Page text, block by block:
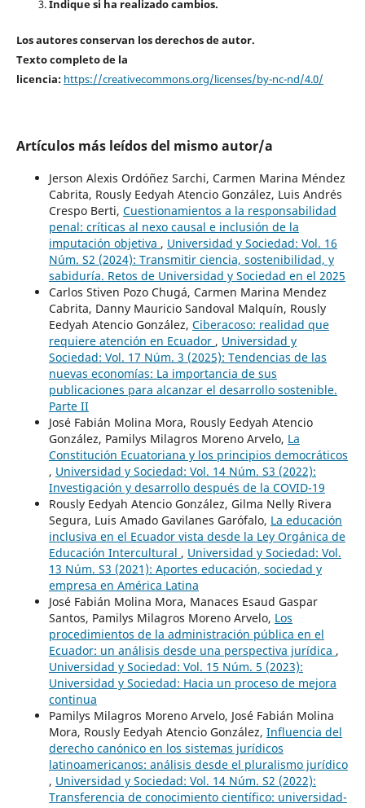
Indique si ha realizado cambios.
Los autores conservan los derechos de autor.
Texto completo de la
licencia: https://creativecommons.org/licenses/by-nc-nd/4.0/
Artículos más leídos del mismo autor/a
Jerson Alexis Ordóñez Sarchi, Carmen Marina Méndez
Cabrita, Rously Eedyah Atencio González, Luis Andrés
Crespo Berti, Cuestionamientos a la responsabilidad
penal: críticas al nexo causal e inclusión de la
imputación objetiva , Universidad y Sociedad: Vol. 16
Núm. S2 (2024): Transmitir ciencia, sostenibilidad, y
sabiduría. Retos de Universidad y Sociedad en el 2025
Carlos Stiven Pozo Chugá, Carmen Marina Mendez
Cabrita, Danny Mauricio Sandoval Malquín, Rously
Eedyah Atencio González, Ciberacoso: realidad que
requiere atención en Ecuador , Universidad y
Sociedad: Vol. 17 Núm. 3 (2025): Tendencias de las
nuevas economías: La importancia de sus
publicaciones para alcanzar el desarrollo sostenible.
Parte II
José Fabián Molina Mora, Rously Eedyah Atencio
González, Pamilys Milagros Moreno Arvelo, La
Constitución Ecuatoriana y los principios democráticos
, Universidad y Sociedad: Vol. 14 Núm. S3 (2022):
Investigación y desarrollo después de la COVID-19
Rously Eedyah Atencio González, Gilma Nelly Rivera
Segura, Luis Amado Gavilanes Garófalo, La educación
inclusiva en el Ecuador vista desde la Ley Orgánica de
Educación Intercultural , Universidad y Sociedad: Vol.
13 Núm. S3 (2021): Aportes educación, sociedad y
empresa en América Latina
José Fabián Molina Mora, Manaces Esaud Gaspar
Santos, Pamilys Milagros Moreno Arvelo, Los
procedimientos de la administración pública en el
Ecuador: un análisis desde una perspectiva jurídica ,
Universidad y Sociedad: Vol. 15 Núm. 5 (2023):
Universidad y Sociedad: Hacia un proceso de mejora
continua
Pamilys Milagros Moreno Arvelo, José Fabián Molina
Mora, Rously Eedyah Atencio González, Influencia del
derecho canónico en los sistemas jurídicos
latinoamericanos: análisis desde el pluralismo jurídico
, Universidad y Sociedad: Vol. 14 Núm. S2 (2022):
Transferencia de conocimiento científico: universidad-